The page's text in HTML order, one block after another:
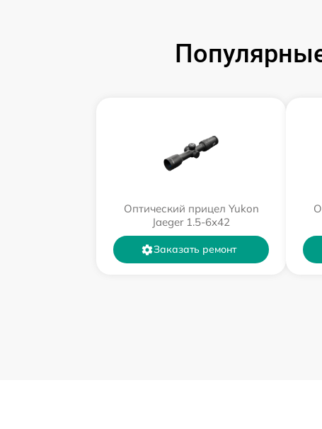
Оптический прицел Yukon
Jaeger 1.5-6x42
Заказать ремонт